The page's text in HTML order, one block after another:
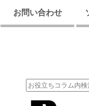
お問い合わせ